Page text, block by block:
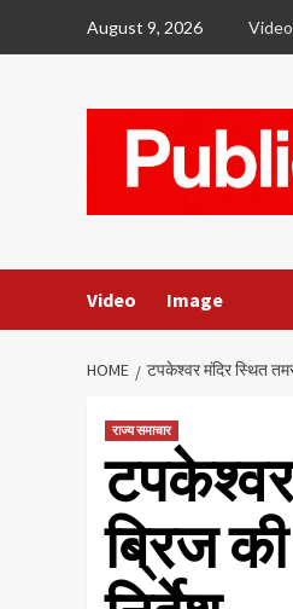
August 9, 2026 Video
Video Image
HOME टपकेश्वर मंदिर स्थित
राज्य समाचार
टपकेश्वर
ब्रिज